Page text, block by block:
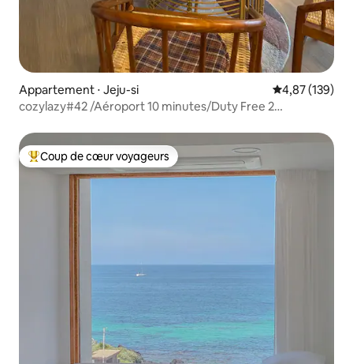
Appartement ⋅ Jeju-si Évaluation
4,87 (139)
cozylazy#42 /Aéroport 10 minutes/Duty Free 2
Coups de cœur voyageurs les plus appréciés
Coup de cœur voyageurs